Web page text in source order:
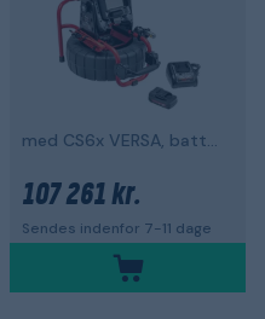
med CS6x VERSA, batteri og oplader
107 261 kr.
Sendes indenfor 7-11 dage